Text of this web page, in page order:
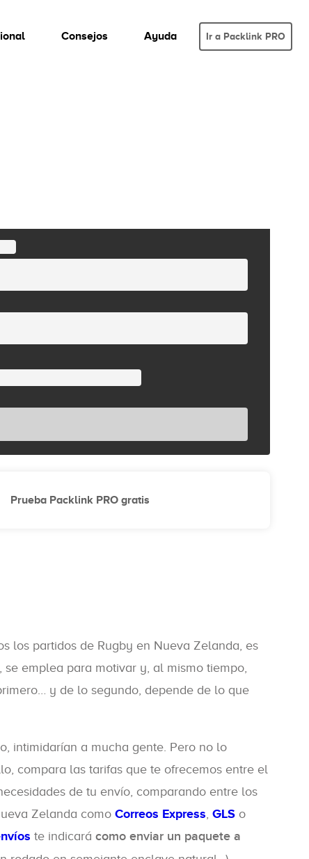
Consejos Ayuda Ir a Packlink PRO
Prueba Packlink PRO gratis
los partidos de Rugby en Nueva Zelanda, es
emplea para motivar y, al mismo tiempo,
y de lo segundo, depende de lo que
intimidarían a mucha gente. Pero no lo
compara las tarifas que te ofrecemos entre el
de tu envío, comparando entre los
Zelanda como Correos Express, GLS o
te indicará como enviar un paquete a